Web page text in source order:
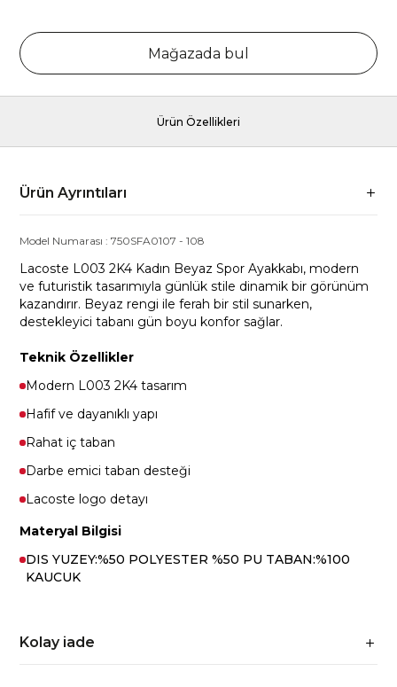
Mağazada bul
Ürün Özellikleri
Ürün Ayrıntıları
Model Numarası :750SFA0107 -108
Lacoste L003 2K4 Kadın Beyaz Spor Ayakkabı, modern
ve futuristik tasarımıyla günlük stile dinamik bir görünüm
kazandırır. Beyaz rengi ile ferah bir stil sunarken,
destekleyici tabanı gün boyu konfor sağlar.
Teknik Özellikler
Modern L003 2K4 tasarım
Hafif ve dayanıklı yapı
Rahat iç taban
Darbe emici taban desteği
Lacoste logo detayı
Materyal Bilgisi
DIS YUZEY:%50 POLYESTER %50 PU TABAN:%100
KAUCUK
Kolay iade